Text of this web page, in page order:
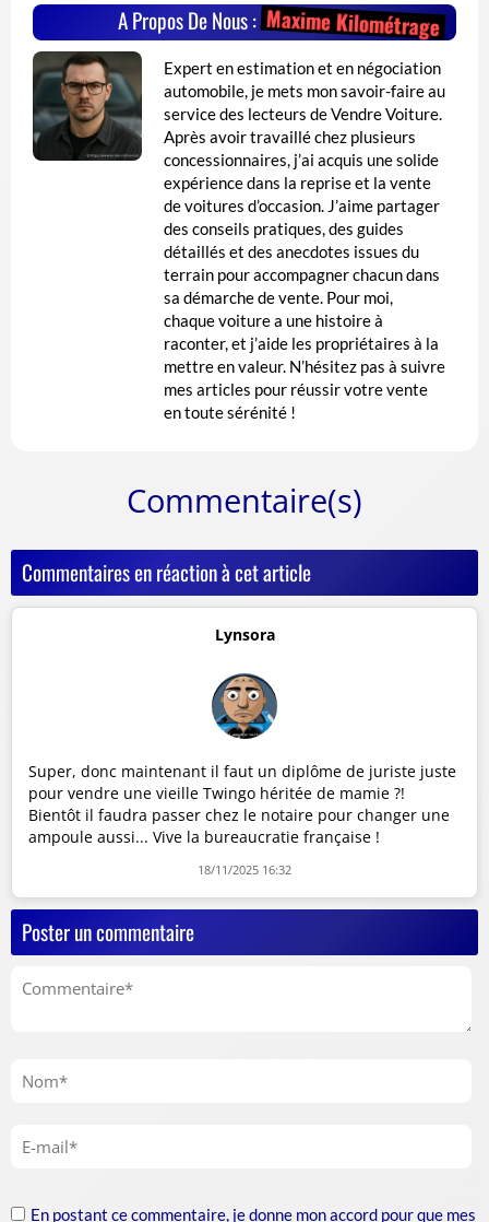
A Propos De Nous :Maxime Kilométrage
Expert en estimation et en négociation
automobile, je mets mon savoir-faire au
service des lecteurs de Vendre Voiture.
Après avoir travaillé chez plusieurs
concessionnaires, j’ai acquis une solide
expérience dans la reprise et la vente
de voitures d’occasion. J’aime partager
des conseils pratiques, des guides
détaillés et des anecdotes issues du
terrain pour accompagner chacun dans
sa démarche de vente. Pour moi,
chaque voiture a une histoire à
raconter, et j’aide les propriétaires à la
mettre en valeur. N’hésitez pas à suivre
mes articles pour réussir votre vente
en toute sérénité !
Commentaire(s)
Commentaires en réaction à cet article
Lynsora
Super, donc maintenant il faut un diplôme de juriste juste
pour vendre une vieille Twingo héritée de mamie ?!
Bientôt il faudra passer chez le notaire pour changer une
ampoule aussi... Vive la bureaucratie française !
18/11/2025 16:32
Poster un commentaire
En postant ce commentaire, je donne mon accord pour que mes